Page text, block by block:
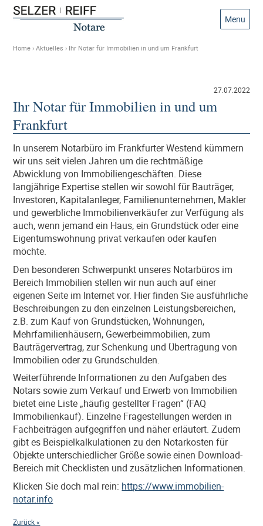
Menu
Home ›Aktuelles › Ihr Notar für Immobilien in und um Frankfurt
27.07.2022
Ihr Notar für Immobilien in und um
Frankfurt
In unserem Notarbüro im Frankfurter Westend kümmern
wir uns seit vielen Jahren um die rechtmäßige
Abwicklung von Immobiliengeschäften. Diese
langjährige Expertise stellen wir sowohl für Bauträger,
Investoren, Kapitalanleger, Familienunternehmen, Makler
und gewerbliche Immobilienverkäufer zur Verfügung als
auch, wenn jemand ein Haus, ein Grundstück oder eine
Eigentumswohnung privat verkaufen oder kaufen
möchte.
Den besonderen Schwerpunkt unseres Notarbüros im
Bereich Immobilien stellen wir nun auch auf einer
eigenen Seite im Internet vor. Hier finden Sie ausführliche
Beschreibungen zu den einzelnen Leistungsbereichen,
z.B. zum Kauf von Grundstücken, Wohnungen,
Mehrfamilienhäusern, Gewerbeimmobilien, zum
Bauträgervertrag, zur Schenkung und Übertragung von
Immobilien oder zu Grundschulden.
Weiterführende Informationen zu den Aufgaben des
Notars sowie zum Verkauf und Erwerb von Immobilien
bietet eine Liste „häufig gestellter Fragen“ (FAQ
Immobilienkauf). Einzelne Fragestellungen werden in
Fachbeiträgen aufgegriffen und näher erläutert. Zudem
gibt es Beispielkalkulationen zu den Notarkosten für
Objekte unterschiedlicher Größe sowie einen Download-
Bereich mit Checklisten und zusätzlichen Informationen.
Klicken Sie doch mal rein: https://www.immobilien-
notar.info
Zurück «